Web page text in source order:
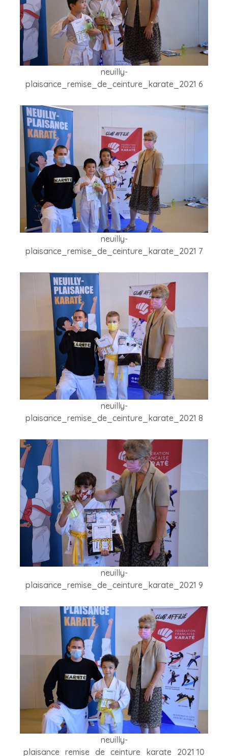
neuilly-
plaisance_remise_de_ceinture_karate_2021 6
neuilly-
plaisance_remise_de_ceinture_karate_2021 7
neuilly-
plaisance_remise_de_ceinture_karate_2021 8
neuilly-
plaisance_remise_de_ceinture_karate_2021 9
neuilly-
plaisance_remise_de_ceinture_karate_2021 10